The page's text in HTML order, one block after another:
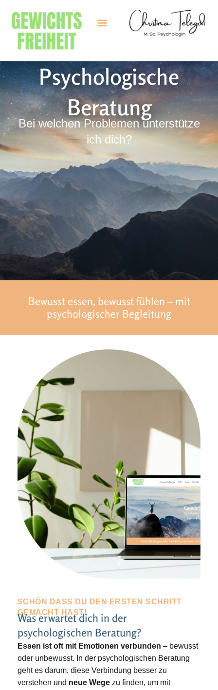
Psychologische
Beratung
Bei welchen Problemen unterstütze
ich dich?
Bewusst essen, bewusst fühlen – mit
psychologischer Begleitung
SCHÖN DASS DU DEN ERSTEN SCHRITT
GEMACHT HAST!
Was erwartet dich in der
psychologischen Beratung?
Essen ist oft mit Emotionen verbunden – bewusst
oder unbewusst. In der psychologischen Beratung
geht es darum, diese Verbindung besser zu
verstehen und neue Wegezu finden, um mit